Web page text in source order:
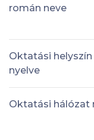
román neve
Oktatási helyszín
nyelve
Oktatási hálózat